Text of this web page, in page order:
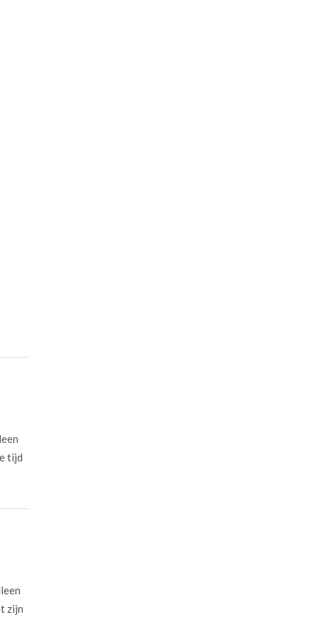
tijd
zijn